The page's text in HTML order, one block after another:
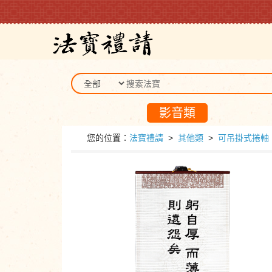
影音類
您的位置： 法寶禮請 > 其他類 > 可吊掛式捲軸